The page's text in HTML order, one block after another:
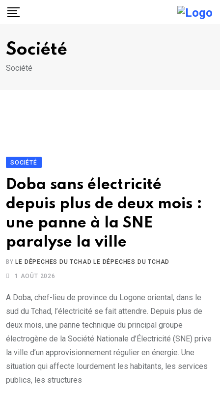
Skip
Société
Société
SOCIÉTÉ
Doba sans électricité
depuis plus de deux mois :
une panne à la SNE
paralyse la ville
BYLE DÉPECHES DU TCHAD LE DÉPECHES DU TCHAD
1 AOÛT 2026
A Doba, chef-lieu de province du Logone oriental, dans le
sud du Tchad, l’électricité se fait attendre. Depuis plus de
deux mois, une panne technique du principal groupe
électrogène de la Société Nationale d’Électricité (SNE) prive
la ville d’un approvisionnement régulier en énergie. Une
situation qui affecte lourdement les habitants, les services
publics, les structures